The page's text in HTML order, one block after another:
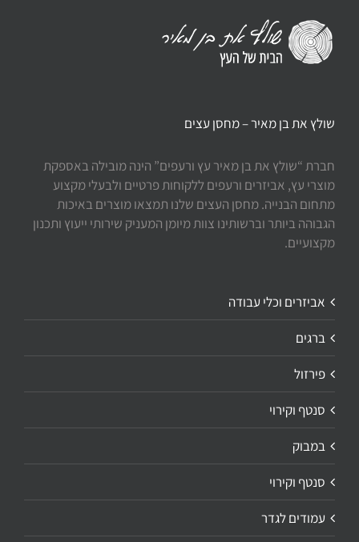
שולץ את בן מאיר – מחסן עצים
חברת “שולץ את בן מאיר עץ ורעפים” הינה מובילה באספקת
מוצרי עץ, אביזרים ורעפים ללקוחות פרטיים ולבעלי מקצוע
מתחום הבנייה. מחסן העצים שלנו תמצאו מוצרים באיכות
הגבוהה ביותר וברשותינו צוות מיומן המעניק שירותי ייעוץ ותכנון
מקצועיים.
אביזרים וכלי עבודה
ברגים
פירזול
סנטף וקירוי
במבוק
סנטף וקירוי
עמודים לגדר